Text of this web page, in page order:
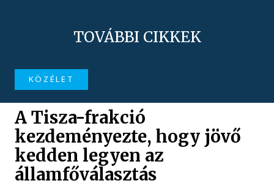
TOVÁBBI CIKKEK
KÖZÉLET
A Tisza-frakció
kezdeményezte, hogy jövő
kedden legyen az
államfőválasztás